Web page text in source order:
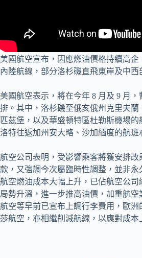
美國航空宣布，因應燃油價格持續高企
內陸航線，部分洛杉磯直飛東岸及中西
美國航空表示，將在今年 8 月及 9 月
排。其中，洛杉磯至俄亥俄州克里夫蘭
匹茲堡，以及華盛頓特區杜勒斯機場的
洛特往返加州安大略、沙加緬度的航班
航空公司表明，受影響乘客將獲安排
款，又強調今次屬臨時性調整，並非永
航空燃油成本大幅上升，已佔航空公
局勢升溫，進一步推高油價，加重航
航空等早前已宣布上調行李費用，歐
莎航空，亦相繼削減航線，以應對成本